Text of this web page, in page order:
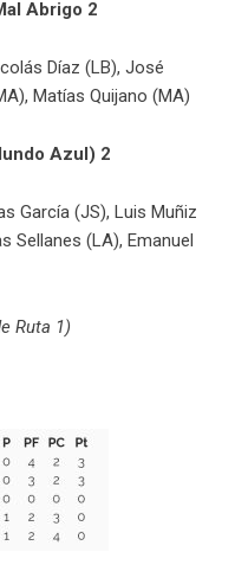
Abrigo 2
Díaz (LB), José
Matías Quijano (MA)
Azul) 2
García (JS), Luis Muñiz
Sellanes (LA), Emanuel
Ruta 1)